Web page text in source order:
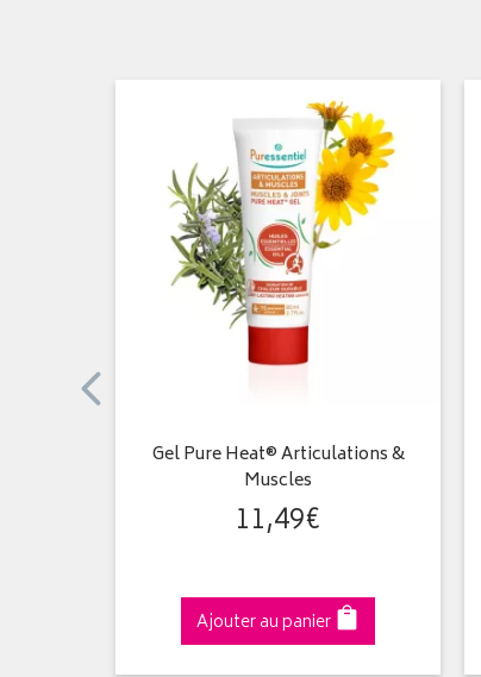
Gel Pure Heat® Articulations &
Muscles
11,49€
Ajouter au panier